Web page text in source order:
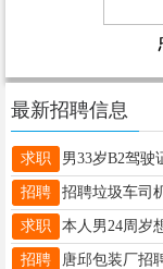
最新招聘信息
求职
招聘
求职
招聘